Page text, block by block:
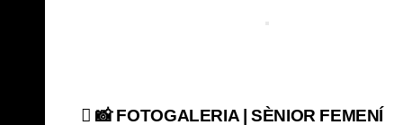
📸 FOTOGALERIA | SÈNIOR FEMENÍ